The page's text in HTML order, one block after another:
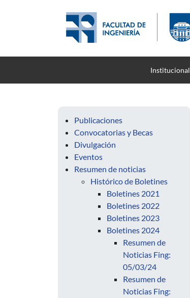
Institucional
Publicaciones
Convocatorias y Becas
Divulgación
Eventos
Resumen de noticias
Histórico de Boletines
Boletines 2021
Boletines 2022
Boletines 2023
Boletines 2024
Resumen de
Noticias Fing:
05/03/24
Resumen de
Noticias Fing: